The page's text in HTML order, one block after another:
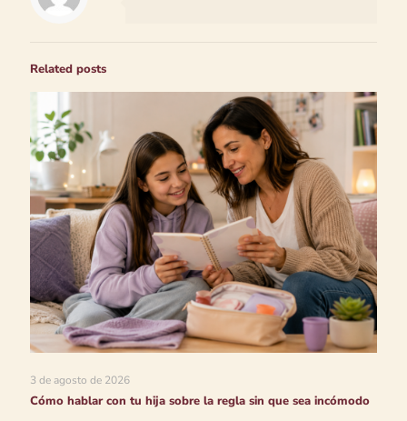
Related posts
3 de agosto de 2026
Cómo hablar con tu hija sobre la regla sin que sea incómodo